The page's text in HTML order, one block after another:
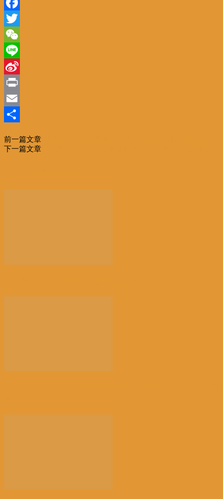
Facebook
Twitter
WeChat
Line
Sina
Weibo
Print
Email
享
前一篇文章
下一篇文章